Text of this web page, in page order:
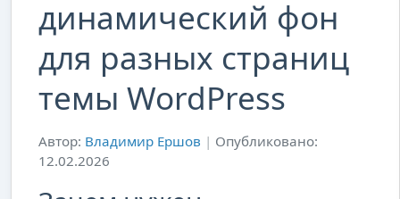
динамический фон
для разных страниц
темы WordPress
Автор: Владимир Ершов | Опубликовано:
12.02.2026